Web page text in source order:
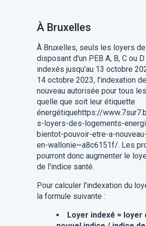
À Bruxelles
À Bruxelles, seuls les loyers
disposant d'un PEB A, B, C ou
indexés jusqu'au 13 octobre
14 octobre 2023, l'indexation
nouveau autorisée pour tous
quelle que soit leur étiquette
énergétiquehttps://
s-loyers-des-logements-
bientot-pouvoir-etre-a-
en-wallonie~a8c6151f/. Les
pourront donc augmenter le
de l'indice santé.
Pour calculer l'indexation du
la formule suivante :
Loyer indexé = loyer